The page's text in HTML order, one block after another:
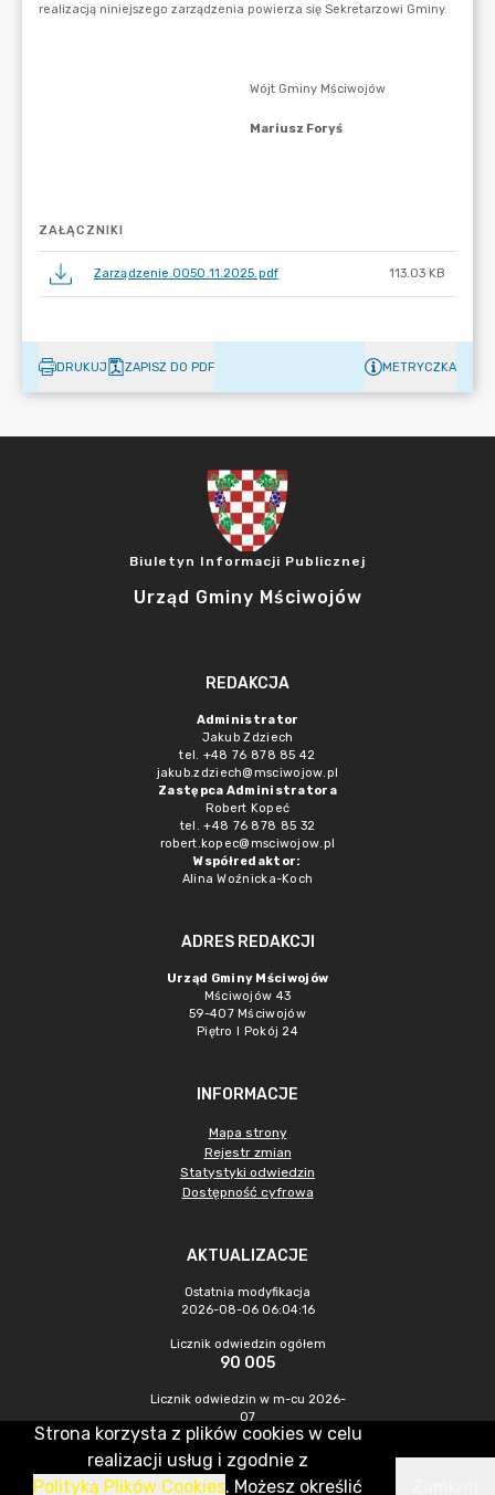
ZAŁĄCZNIKI
Zarządzenie.0050.11.2025.pdf 113.03 KB
DRUKUJ ZAPISZ DO PDF METRYCZKA
Biuletyn Informacji Publicznej
Urząd Gminy Mściwojów
REDAKCJA
Administrator
Jakub Zdziech
tel. +48 76 878 85 42
jakub.zdziech@msciwojow.pl
Zastępca Administratora
Robert Kopeć
tel. +48 76 878 85 32
robert.kopec@msciwojow.pl
Współredaktor:
Alina Woźnicka-Koch
ADRES REDAKCJI
Urząd Gminy Mściwojów
Mściwojów 43
59-407 Mściwojów
Piętro I Pokój 24
INFORMACJE
Mapa strony
Rejestr zmian
Statystyki odwiedzin
Dostępność cyfrowa
AKTUALIZACJE
Ostatnia modyfikacja
2026-08-06 06:04:16
Licznik odwiedzin ogółem
90 005
Licznik odwiedzin w m-cu 2026-
07
484
CMS & Hosting: Nefeni Sp. z o.o.
Strona korzysta z plików cookies w celu
realizacji usług i zgodnie z
Polityką Plików Cookies. Możesz określić